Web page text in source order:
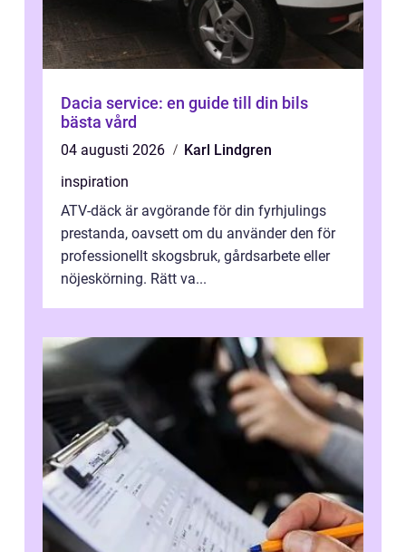
Dacia service: en guide till din bils
bästa vård
04 augusti 2026
Karl Lindgren
inspiration
ATV-däck är avgörande för din fyrhjulings
prestanda, oavsett om du använder den för
professionellt skogsbruk, gårdsarbete eller
nöjeskörning. Rätt va...